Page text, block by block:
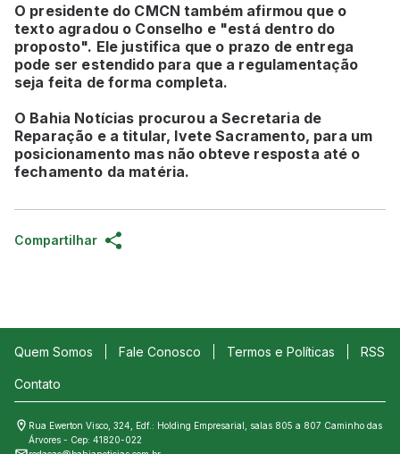
O presidente do CMCN também afirmou que o
texto agradou o Conselho e "está dentro do
proposto". Ele justifica que o prazo de entrega
pode ser estendido para que a regulamentação
seja feita de forma completa.
O Bahia Notícias procurou a Secretaria de
Reparação e a titular, Ivete Sacramento, para um
posicionamento mas não obteve resposta até o
fechamento da matéria.
Compartilhar
Quem Somos Fale Conosco Termos e Políticas RSS
Contato
Rua Ewerton Visco, 324, Edf.: Holding Empresarial, salas 805 a 807 Caminho das
Árvores - Cep: 41820-022